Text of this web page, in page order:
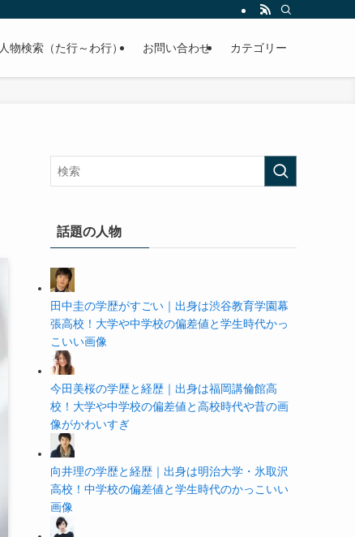
や高校・大学の偏差値まで紹介していきます。
物検索（た行～わ行） お問い合わせ カテゴリー
話題の人物
田中圭の学歴がすごい｜出身は渋谷教育学園幕
張高校！大学や中学校の偏差値と学生時代かっ
こいい画像
今田美桜の学歴と経歴｜出身は福岡講倫館高
校！大学や中学校の偏差値と高校時代や昔の画
像がかわいすぎ
向井理の学歴と経歴｜出身は明治大学・氷取沢
高校！中学校の偏差値と学生時代のかっこいい
画像